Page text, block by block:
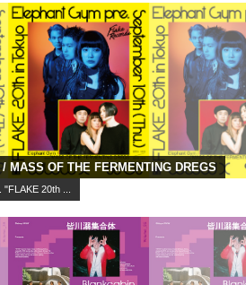
MASS OF THE FERMENTING DREGS
20th ...